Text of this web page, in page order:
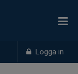
Logga in